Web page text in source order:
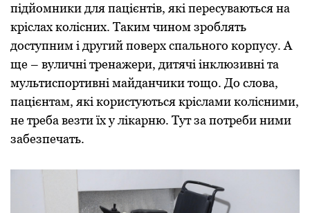
підйомники для пацієнтів, які пересуваються на
кріслах колісних. Таким чином зроблять
доступним і другий поверх спального корпусу. А
ще – вуличні тренажери, дитячі інклюзивні та
мультиспортивні майданчики тощо. До слова,
пацієнтам, які користуються кріслами колісними,
не треба везти їх у лікарню. Тут за потреби ними
забезпечать.